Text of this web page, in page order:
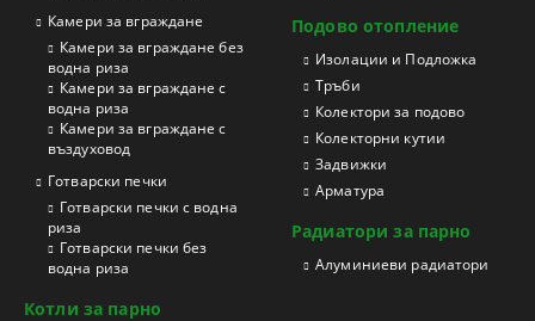
Камери за вграждане
Камери за вграждане без
водна риза
Камери за вграждане с
водна риза
Камери за вграждане с
въздуховод
Готварски печки
Готварски печки с водна
риза
Готварски печки без
водна риза
Котли за парно
Подово отопление
Изолации и Подложка
Тръби
Колектори за подово
Колекторни кутии
Задвижки
Арматура
Радиатори за парно
Aлуминиеви радиатори